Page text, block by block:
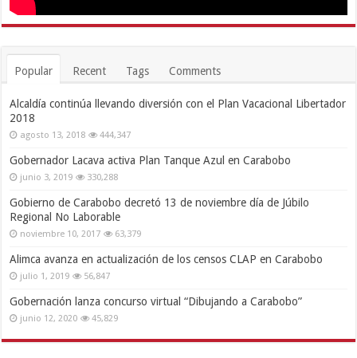
Popular Recent Tags Comments
Alcaldía continúa llevando diversión con el Plan Vacacional Libertador
2018
agosto 13, 2018 444,347
Gobernador Lacava activa Plan Tanque Azul en Carabobo
junio 3, 2019 330,288
Gobierno de Carabobo decretó 13 de noviembre día de Júbilo
Regional No Laborable
noviembre 10, 2017 63,379
Alimca avanza en actualización de los censos CLAP en Carabobo
julio 1, 2019 56,847
Gobernación lanza concurso virtual “Dibujando a Carabobo”
junio 12, 2020 45,829